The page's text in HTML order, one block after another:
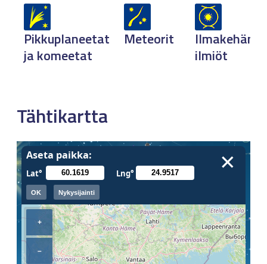
Pikkuplaneetat
ja komeetat
Meteorit
Ilmakehän
ilmiöt
Tähtikartta